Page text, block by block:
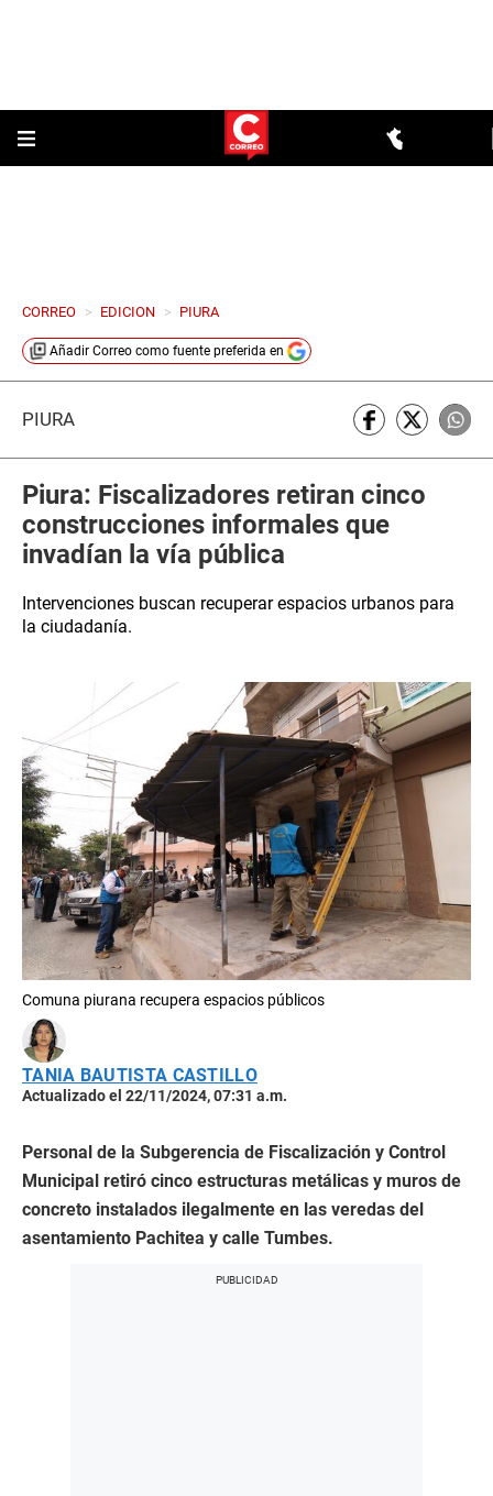
CORREO > EDICION > PIURA
Añadir Correo como fuente preferida en
PIURA
Piura: Fiscalizadores retiran cinco
construcciones informales que
invadían la vía pública
Intervenciones buscan recuperar espacios urbanos para
la ciudadanía.
Comuna piurana recupera espacios públicos
TANIA BAUTISTA CASTILLO
Actualizado el 22/11/2024, 07:31 a.m.
Personal de la Subgerencia de Fiscalización y Control
Municipal retiró cinco estructuras metálicas y muros de
concreto instalados ilegalmente en las veredas del
asentamiento Pachitea y calle Tumbes.